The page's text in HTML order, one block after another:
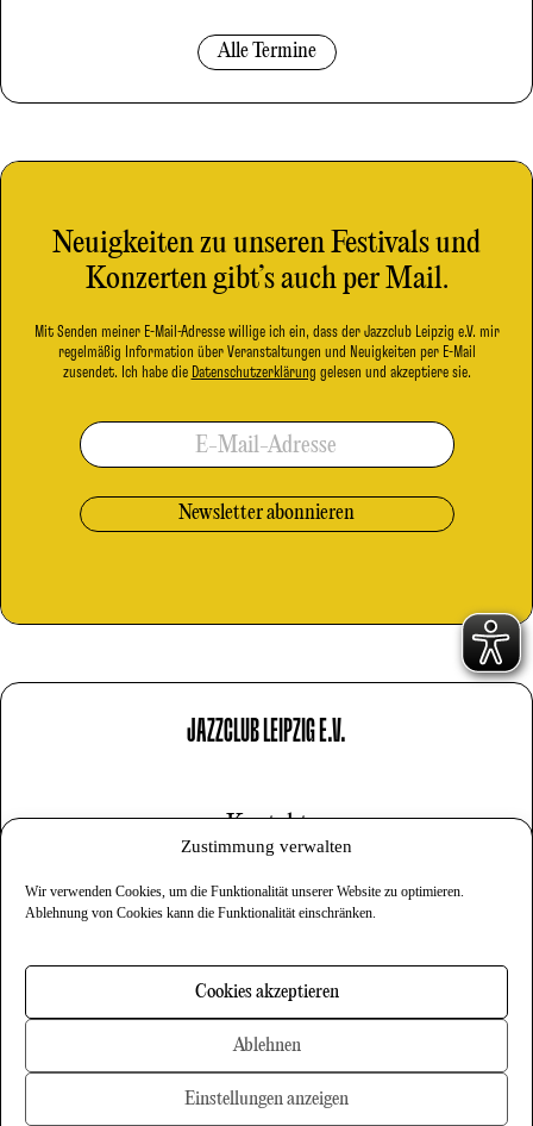
Zustimmung verwalten
Wir verwenden Cookies, um die Funktionalität unserer Website zu optimieren.
Ablehnung von Cookies kann die Funktionalität einschränken.
Cookies akzeptieren
Ablehnen
Einstellungen anzeigen
Alle Termine
Neuigkeiten zu unseren Festivals und
Konzerten gibt’s auch per Mail.
Mit Senden meiner E-Mail-Adresse willige ich ein, dass der Jazzclub Leipzig e.V. mir
regelmäßig Information über Veranstaltungen und Neuigkeiten per E-Mail
zusendet. Ich habe die Datenschutzerklärung gelesen und akzeptiere sie.
E-Mail-Adresse
JAZZCLUB LEIPZIG E.V.
Kontakt
Datenschutz
Newsletter